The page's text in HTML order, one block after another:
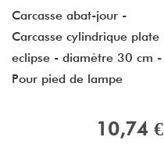
Carcasse abat-jour -
Carcasse cylindrique plate
eclipse - diamètre 30 cm -
Pour pied de lampe
10,74 €